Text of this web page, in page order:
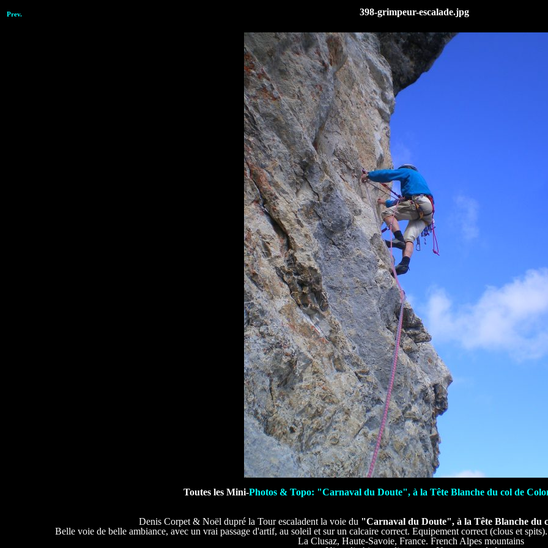
Prev. 398-grimpeur-escalade.jpg
Toutes les Mini-Photos & Topo: "Carnaval du Doute", à la Tête Blanche du col de
Denis Corpet & Noël dupré la Tour escaladent la voie du "Carnaval du Doute", à la Tête Blanche du
Belle voie de belle ambiance, avec un vrai passage d'artif, au soleil et sur un calcaire correct. Equipement correct (clous et
La Clusaz, Haute-Savoie, France. French Alpes mountains